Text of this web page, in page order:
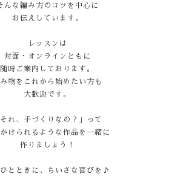
んな編み方のコツを中心に
お伝えしています。
レッスンは
対面・オンラインともに
随時ご案内しております。
物をこれから始めたい方も
大歓迎です。
それ、手づくりなの？」って
けられるような作品を一緒に
作りましょう！
とときに、ちいさな喜びを♪